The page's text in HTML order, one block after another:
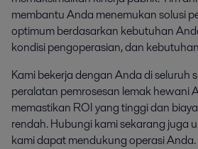
membantu Anda menemukan solusi
optimum berdasarkan kebutuhan
kondisi pengoperasian, dan
Kami bekerja dengan Anda di seluruh
peralatan pemrosesan lemak hewani
memastikan ROI yang tinggi dan
rendah. Hubungi kami sekarang juga
kami dapat mendukung operasi Anda.